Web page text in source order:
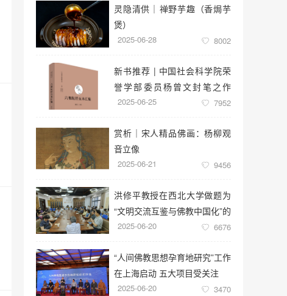
灵隐清供｜​禅野芋趣（香焗芋
煲）
2025-06-28 8002
新书推荐 | 中国社会科学院荣
誉学部委员杨曾文封笔之作
《六祖坛经五本汇编》
2025-06-25 7952
赏析｜宋人精品佛画：杨柳观
音立像
2025-06-21 9456
洪修平教授在西北大学做题为
“文明交流互鉴与佛教中国化”的
学术讲座
2025-06-20 6676
“人间佛教思想孕育地研究”工作
在上海启动 五大项目受关注
2025-06-20 3470